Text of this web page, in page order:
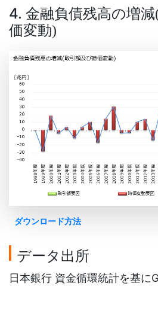
4. 金融負債残高の増減
価変動)
ダウンロード方法
データ出所
日本銀行 資金循環統計を基に